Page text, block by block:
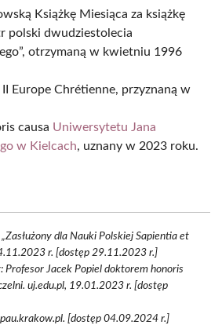
Książkę Miesiąca za książkę
polski dwudziestolecia
otrzymaną w kwietniu 1996
II Europe Chrétienne, przyznaną w
causa Uniwersytetu Jana
w Kielcach, uznany w 2023 roku.
dla Nauki Polskiej Sapientia et
r. [dostęp 29.11.2023 r.]
Profesor Jacek Popiel doktorem honoris
uj.edu.pl, 19.01.2023 r. [dostęp
pau.krakow.pl. [dostęp 04.09.2024 r.]